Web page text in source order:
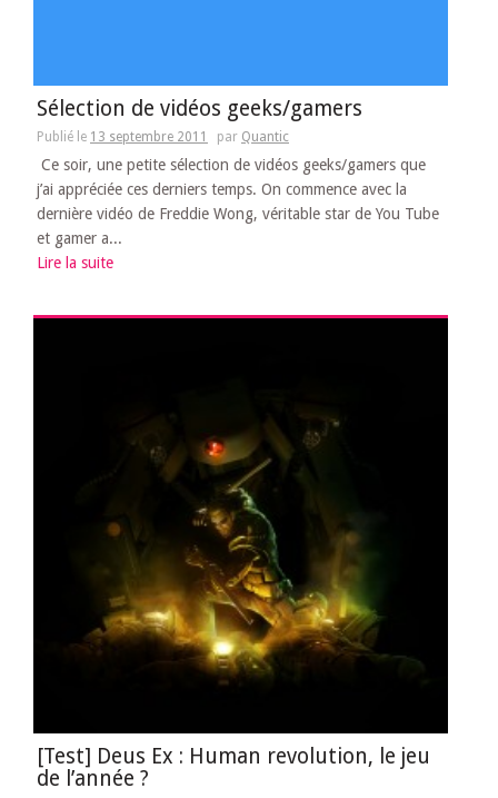
Sélection de vidéos geeks/gamers
Publié le 13 septembre 2011 par Quantic
Ce soir, une petite sélection de vidéos geeks/gamers que
j’ai appréciée ces derniers temps. On commence avec la
dernière vidéo de Freddie Wong, véritable star de You Tube
et gamer a...
Lire la suite
[Test] Deus Ex : Human revolution, le jeu
de l’année ?